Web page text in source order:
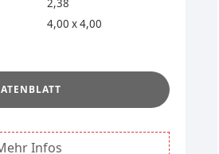
2,38
4,00 x 4,00
Infos